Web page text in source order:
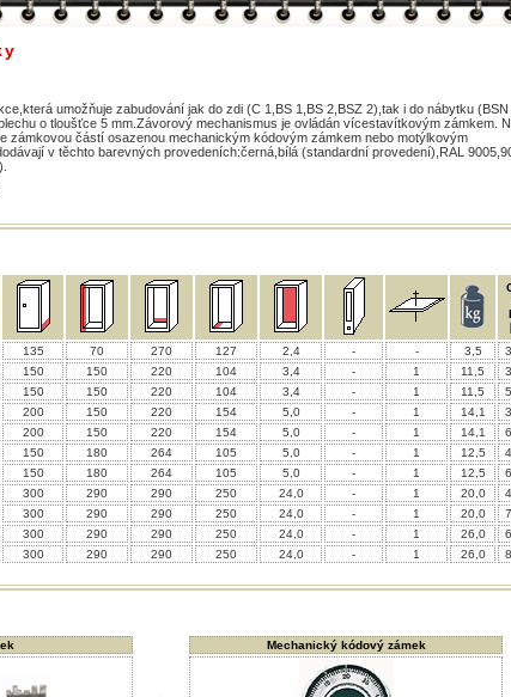
umožňuje zabudování jak do zdi (C 1,BS 1,BS 2,BSZ 2),tak i do nábytku (BSN
o tloušťce 5 mm.Závorový mechanismus je ovládán vícestavítkovým zámkem.
zámkovou částí osazenou mechanickým kódovým zámkem nebo motýlkovým
v těchto barevných provedeních:černá,bílá (standardní provedení),RAL
135 70 270 127 2,4 - - 3,5
150 150 220 104 3,4 - 1 11,5
150 150 220 104 3,4 - 1 11,5
200 150 220 154 5,0 - 1 14,1
200 150 220 154 5,0 - 1 14,1
150 180 264 105 5,0 - 1 12,5
150 180 264 105 5,0 - 1 12,5
300 290 290 250 24,0 - 1 20,0
300 290 290 250 24,0 - 1 20,0
300 290 290 250 24,0 - 1 26,0
300 290 290 250 24,0 - 1 26,0
Mechanický kódový zámek